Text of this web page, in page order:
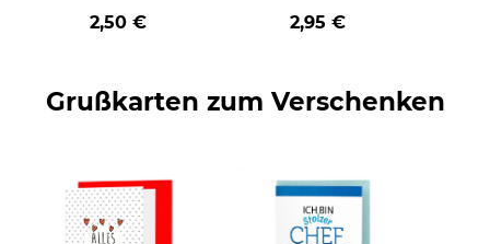
2,50 €
geschenkt
2,95 €
Grußkarten zum Verschenken